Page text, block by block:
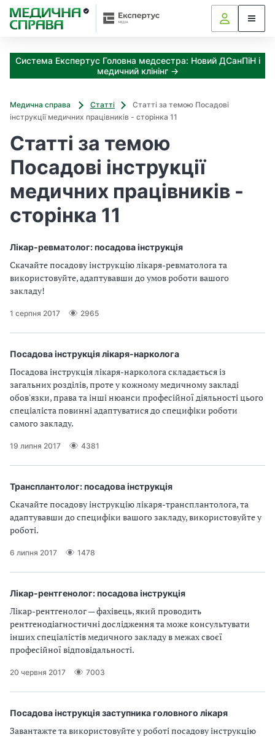
Система Експертус Головна медсестра: Новий ДСанПіН і
медичний клінінг →
Медична справа Статті
Статті за темою Посадові
інструкції медичних працівників - сторінка 11
Статті за темою
Посадові інструкції
медичних працівників -
сторінка 11
Лікар-ревматолог: посадова інструкція
Скачайте посадову інструкцію лікаря-ревматолога та
використовуйте, адаптувавши до умов роботи вашого
закладу!
1 серпня 2017 2965
Посадова інструкція лікаря-нарколога
Посадова інструкція лікаря-нарколога складається із
загальних розділів, проте у кожному медичному закладі
обов'язки, права та інші нюанси професійної діяльності цього
спеціаліста повинні адаптуватися до специфіки роботи
самого закладу.
19 липня 2017 4381
Трансплантолог: посадова інструкція
Скачайте посадову інструкцію лікаря-трансплантолога, та
адаптувавши до специфіки вашого закладу, використовуйте у
роботі.
6 липня 2017 1478
Лікар-рентгенолог: посадова інструкція
Лікар-рентгенолог — фахівець, який проводить
рентгенодіагностичні дослідження та може консультувати
інших спеціалістів медичного закладу в межах своєї
професійної відповідальності.
20 червня 2017 7003
Посадова інструкція заступника головного лікаря
Завантажте та використовуйте у роботі посадову інструкцію
З
а
к
з
о
и
н
о
м
а
т
и
а
и
Б
П
Р